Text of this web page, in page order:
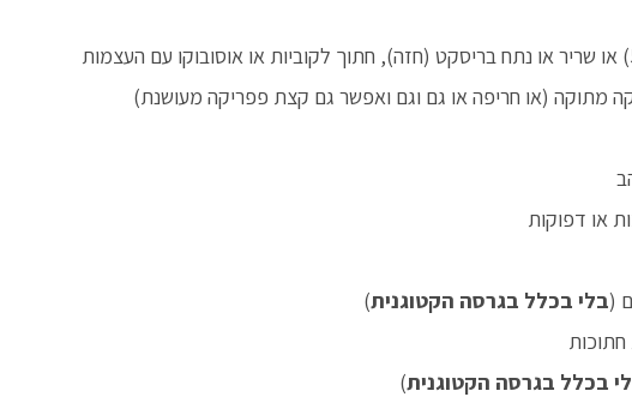
מתוקה (או חריפה או גם וגם ואפשר גם קצת פפריקה מעושנת)
(בלי בכלל בגרסה הקטוגנית)
בכלל בגרסה הקטוגנית)